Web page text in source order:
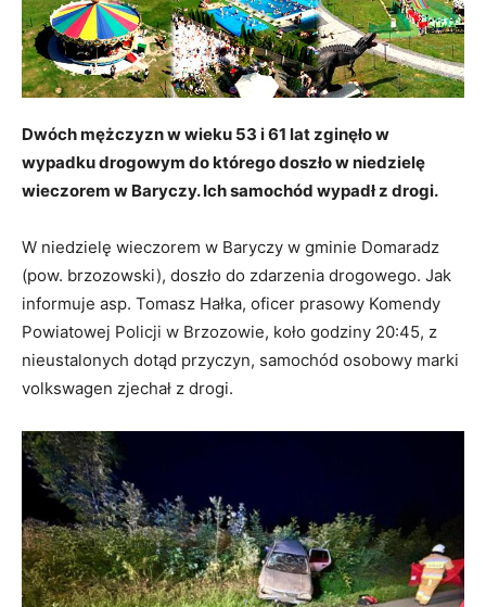
Dwóch mężczyzn w wieku 53 i 61 lat zginęło w
wypadku drogowym do którego doszło w niedzielę
wieczorem w Baryczy. Ich samochód wypadł z drogi.
W niedzielę wieczorem w Baryczy w gminie Domaradz
(pow. brzozowski), doszło do zdarzenia drogowego. Jak
informuje asp. Tomasz Hałka, oficer prasowy Komendy
Powiatowej Policji w Brzozowie, koło godziny 20:45, z
nieustalonych dotąd przyczyn, samochód osobowy marki
volkswagen zjechał z drogi.